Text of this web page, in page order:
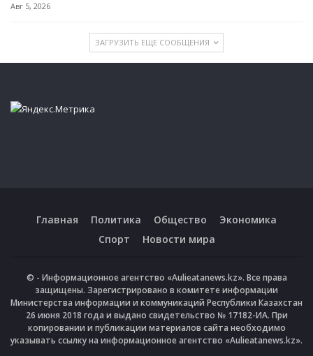
Авг 5, 2026
ЗАГРУЗИТЬ ЕЩЕ СООБЩЕНИЯ
Главная Политика Общество
Экономика
Спорт
Новости мира
© - Информационное агентство «Aulieatanews.kz». Все права
защищены. Зарегистрировано в комитете информации
Министерства информации и коммуникаций Республики Казахстан
26 июня 2018 года и выдано свидетельство № 17182-ИА. При
копировании и публикации материалов сайта необходимо
указывать ссылку на информационное агентство «Aulieatanews.kz».